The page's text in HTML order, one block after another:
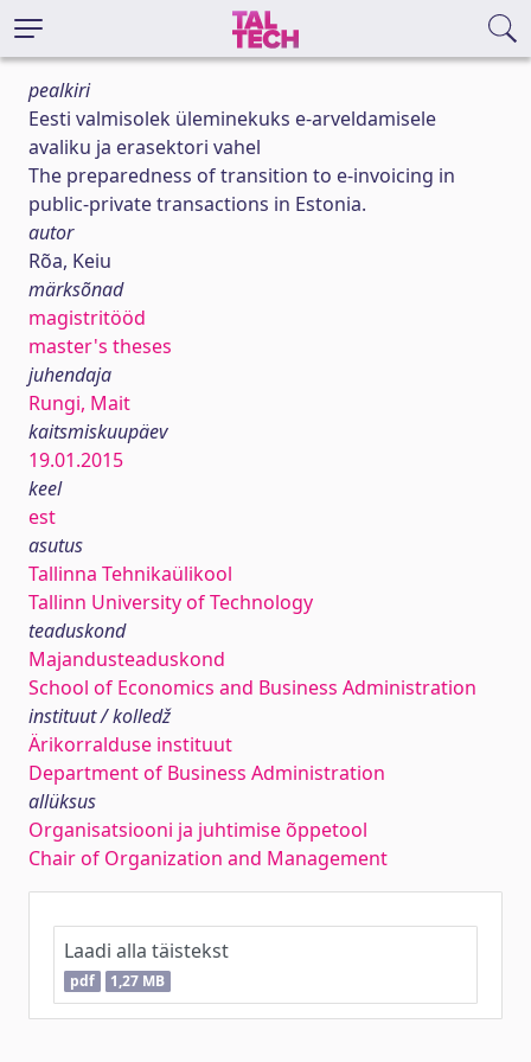
pealkiri
Eesti valmisolek üleminekuks e-arveldamisele
avaliku ja erasektori vahel
The preparedness of transition to e-invoicing in
public-private transactions in Estonia.
autor
Rõa, Keiu
märksõnad
magistritööd
master's theses
juhendaja
Rungi, Mait
kaitsmiskuupäev
19.01.2015
keel
est
asutus
Tallinna Tehnikaülikool
Tallinn University of Technology
teaduskond
Majandusteaduskond
School of Economics and Business Administration
instituut / kolledž
Ärikorralduse instituut
Department of Business Administration
allüksus
Organisatsiooni ja juhtimise õppetool
Chair of Organization and Management
Laadi alla täistekst
pdf 1,27 MB